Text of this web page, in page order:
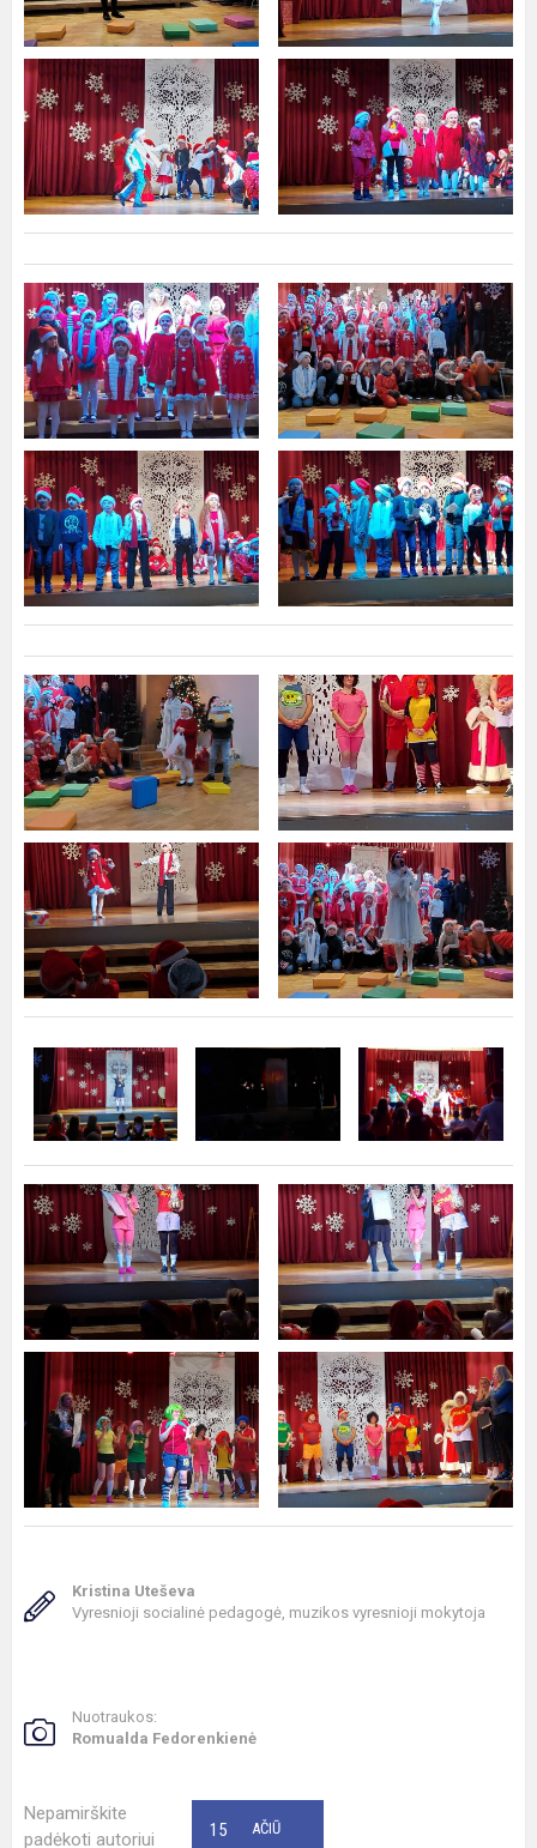
Kristina Uteševa
Vyresnioji socialinė pedagogė, muzikos vyresnioji mokytoja
Nuotraukos:
Romualda Fedorenkienė
Nepamirškite
padėkoti autoriui
AČIŪ
15